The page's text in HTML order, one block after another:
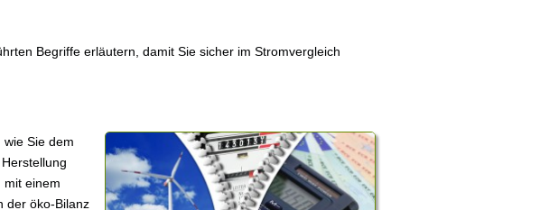
Begriffe erläutern, damit Sie sicher im Stromvergleich
Sie dem
mit einem
der öko-Bilanz